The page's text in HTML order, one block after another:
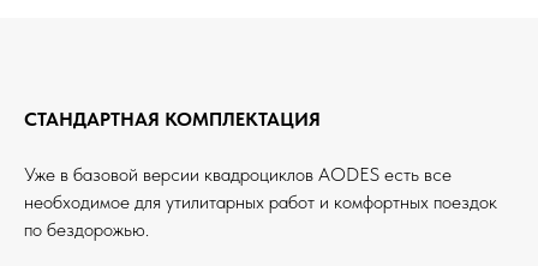
СТАНДАРТНАЯ КОМПЛЕКТАЦИЯ
Уже в базовой версии квадроциклов AODES есть все
необходимое для утилитарных работ и комфортных поездок
по бездорожью.